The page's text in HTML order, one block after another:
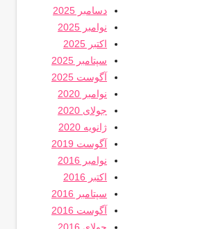
دسامبر 2025
نوامبر 2025
اکتبر 2025
سپتامبر 2025
آگوست 2025
نوامبر 2020
جولای 2020
ژانویه 2020
آگوست 2019
نوامبر 2016
اکتبر 2016
سپتامبر 2016
آگوست 2016